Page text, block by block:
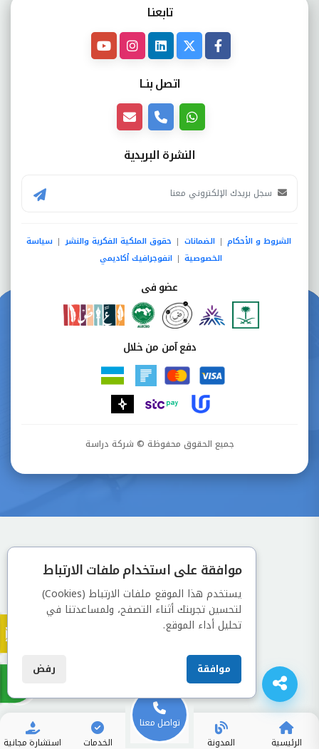
الرئيسية المدونة
تواصل معنا
الخدمات
استشارة مجانية
تابعنـا
اتصل بنــا
النشرة البريدية
الشروط و الأحكام | الضمانات | حقوق الملكية الفكرية والنشر | سياسة
الخصوصية | انفوجرافيك أكاديمي
عضو فى
دفع آمن من خلال
جميع الحقوق محفوظة © شركة دراسة
موافقة على استخدام ملفات الارتباط
يستخدم هذا الموقع ملفات الارتباط (Cookies)
لتحسين تجربتك أثناء التصفح، ولمساعدتنا في
تحليل أداء الموقع.
موافقة رفض